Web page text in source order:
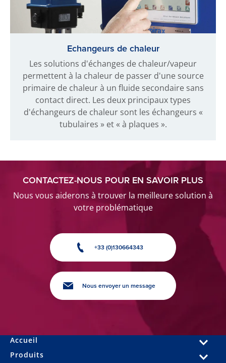
Echangeurs de chaleur
Les solutions d'échanges de chaleur/vapeur
permettent à la chaleur de passer d'une source
primaire de chaleur à un fluide secondaire sans
contact direct. Les deux principaux types
d'échangeurs de chaleur sont les échangeurs «
tubulaires » et « à plaques ».
CONTACTEZ-NOUS POUR EN SAVOIR PLUS
Nous vous aiderons à trouver la meilleure solution à
votre problématique
+33 (0)130664343
Nous envoyer un message
Accueil
Produits